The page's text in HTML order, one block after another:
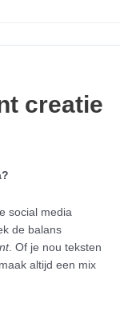
creatie
social media
de balans
. Of je nou teksten
altijd een mix